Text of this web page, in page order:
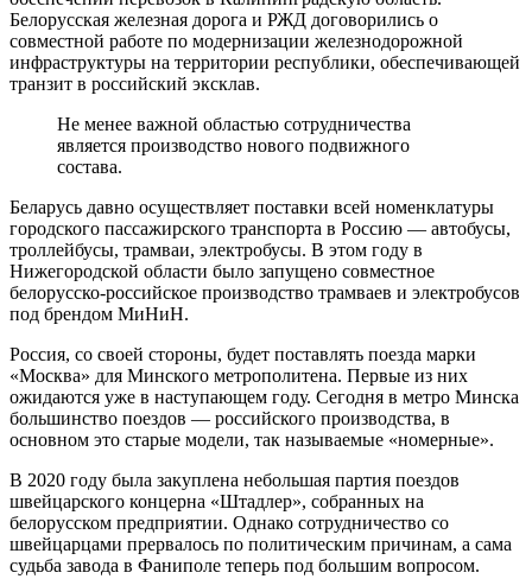
Белорусская железная дорога и РЖД договорились о
совместной работе по модернизации железнодорожной
инфраструктуры на территории республики, обеспечивающей
транзит в российский эксклав.
Не менее важной областью сотрудничества
является производство нового подвижного
состава.
Беларусь давно осуществляет поставки всей номенклатуры
городского пассажирского транспорта в Россию — автобусы,
троллейбусы, трамваи, электробусы. В этом году в
Нижегородской области было запущено совместное
белорусско-российское производство трамваев и электробусов
под брендом МиНиН.
Россия, со своей стороны, будет поставлять поезда марки
«Москва» для Минского метрополитена. Первые из них
ожидаются уже в наступающем году. Сегодня в метро Минска
большинство поездов — российского производства, в
основном это старые модели, так называемые «номерные».
В 2020 году была закуплена небольшая партия поездов
швейцарского концерна «Штадлер», собранных на
белорусском предприятии. Однако сотрудничество со
швейцарцами прервалось по политическим причинам, а сама
судьба завода в Фаниполе теперь под большим вопросом.